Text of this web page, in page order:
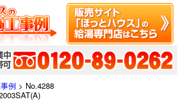
例 > No.4288